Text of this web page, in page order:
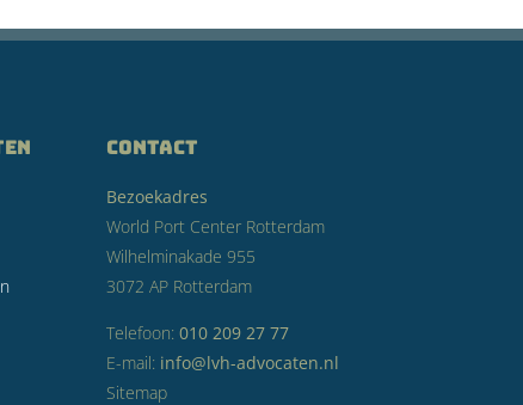
CONTACT
Bezoekadres
World Port Center Rotterdam
Wilhelminakade 955
3072 AP Rotterdam
Telefoon: 010 209 27 77
E-mail: info@lvh-advocaten.nl
Sitemap